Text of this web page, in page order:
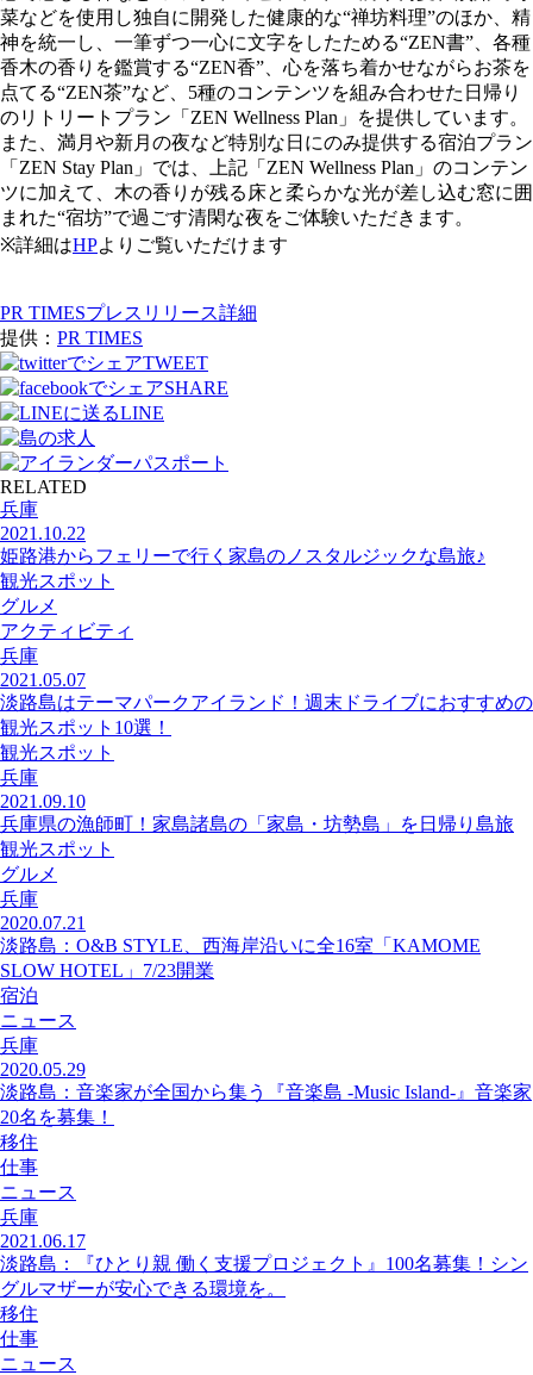
菜などを使用し独自に開発した健康的な“禅坊料理”のほか、精
神を統一し、一筆ずつ一心に文字をしたためる“ZEN書”、各種
香木の香りを鑑賞する“ZEN香”、心を落ち着かせながらお茶を
点てる“ZEN茶”など、5種のコンテンツを組み合わせた日帰り
のリトリートプラン「ZEN Wellness Plan」を提供しています。
また、満月や新月の夜など特別な日にのみ提供する宿泊プラン
「ZEN Stay Plan」では、上記「ZEN Wellness Plan」のコンテン
ツに加えて、木の香りが残る床と柔らかな光が差し込む窓に囲
まれた“宿坊”で過ごす清閑な夜をご体験いただきます。
※詳細はHPよりご覧いただけます
PR TIMESプレスリリース詳細
提供： PR TIMES
TWEET
SHARE
LINE
RELATED
兵庫
2021.10.22
姫路港からフェリーで行く家島のノスタルジックな島旅♪
観光スポット
グルメ
アクティビティ
兵庫
2021.05.07
淡路島はテーマパークアイランド！週末ドライブにおすすめの
観光スポット10選！
観光スポット
兵庫
2021.09.10
兵庫県の漁師町！家島諸島の「家島・坊勢島」を日帰り島旅
観光スポット
グルメ
兵庫
2020.07.21
淡路島：O&B STYLE、西海岸沿いに全16室「KAMOME
SLOW HOTEL」7/23開業
宿泊
ニュース
兵庫
2020.05.29
淡路島：音楽家が全国から集う『音楽島 -Music Island-』音楽家
20名を募集！
移住
仕事
ニュース
兵庫
2021.06.17
淡路島：『ひとり親 働く支援プロジェクト』100名募集！シン
グルマザーが安心できる環境を。
移住
仕事
ニュース